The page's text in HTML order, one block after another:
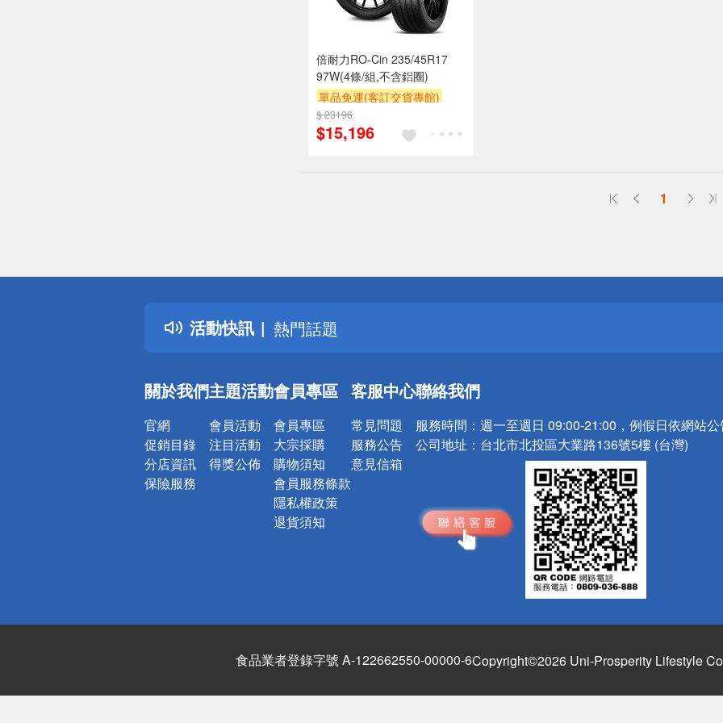
倍耐力RO-Cin 235/45R17
97W(4條/組,不含鋁圈)
單品免運(客訂交貨專館)
$ 23196
$15,196
1
活動快訊
詐騙網頁！請小心！
得獎公告
熱門話題
銀行優惠
詐騙網頁！請小心！
關於我們
官網
促銷目錄
分店資訊
保險服務
主題活動
會員活動
注目活動
得獎公佈
會員專區
會員專區
大宗採購
購物須知
會員服務條款
隱私權政策
退貨須知
客服中心
常見問題
服務公告
意見信箱
聯絡我們
服務時間： 週一至週日 09:00-21:00，例假日依網站
公司地址： 台北市北投區大業路136號5樓 (台灣)
食品業者登錄字號 A-122662550-00000-6Copyright©2026 Uni-Prosperity Lifestyle